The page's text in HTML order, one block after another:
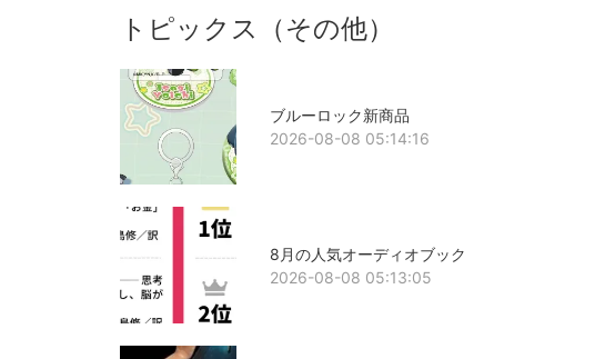
トピックス（その他）
ブルーロック新商品
2026-08-08 05:14:16
8月の人気オーディオブック
2026-08-08 05:13:05